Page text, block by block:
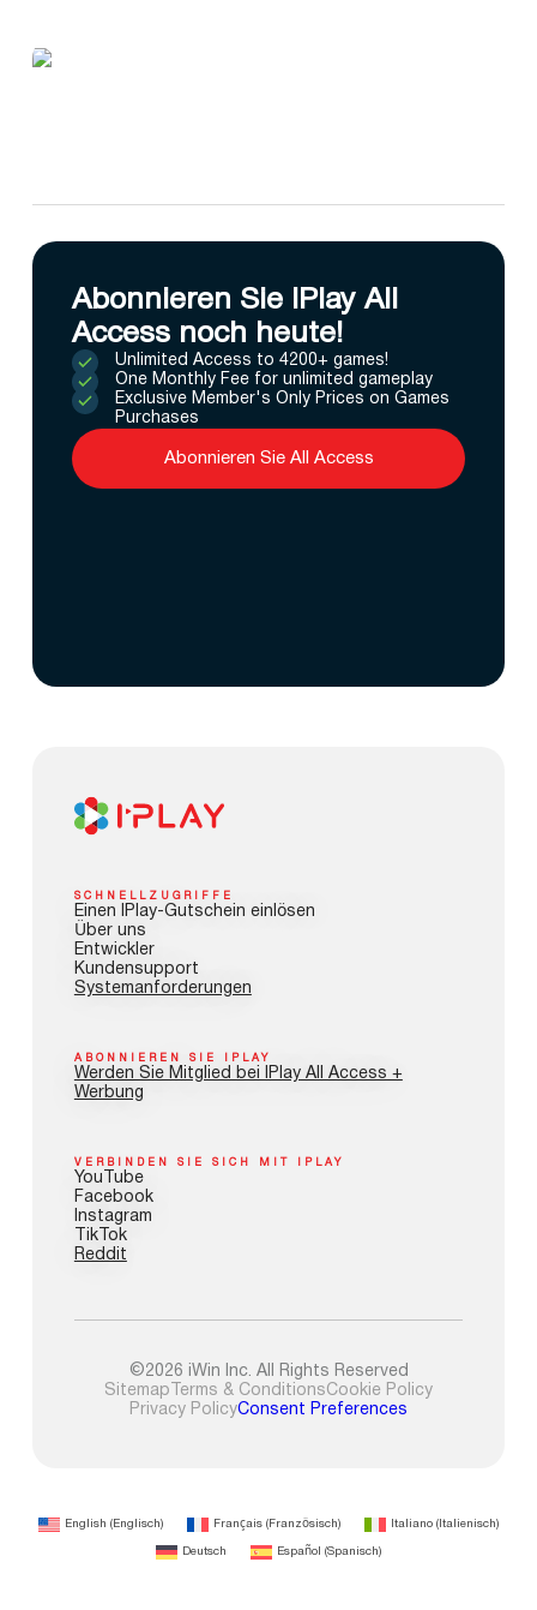
Abonnieren Sie IPlay All
Access noch heute!
Unlimited Access to 4200+ games!
One Monthly Fee for unlimited gameplay
Exclusive Member's Only Prices on Games
Purchases
Abonnieren Sie All Access
SCHNELLZUGRIFFE
Einen IPlay-Gutschein einlösen
Über uns
Entwickler
Kundensupport
Systemanforderungen
ABONNIEREN SIE IPLAY
Werden Sie Mitglied bei IPlay All Access +
Werbung
VERBINDEN SIE SICH MIT IPLAY
YouTube
Facebook
Instagram
TikTok
Reddit
©2026 iWin Inc. All Rights Reserved
Sitemap Terms & ConditionsCookie Policy
Privacy PolicyConsent Preferences
English ( Englisch) Français ( Französisch) Italiano ( Italienisch)
Deutsch Español (Spanisch)